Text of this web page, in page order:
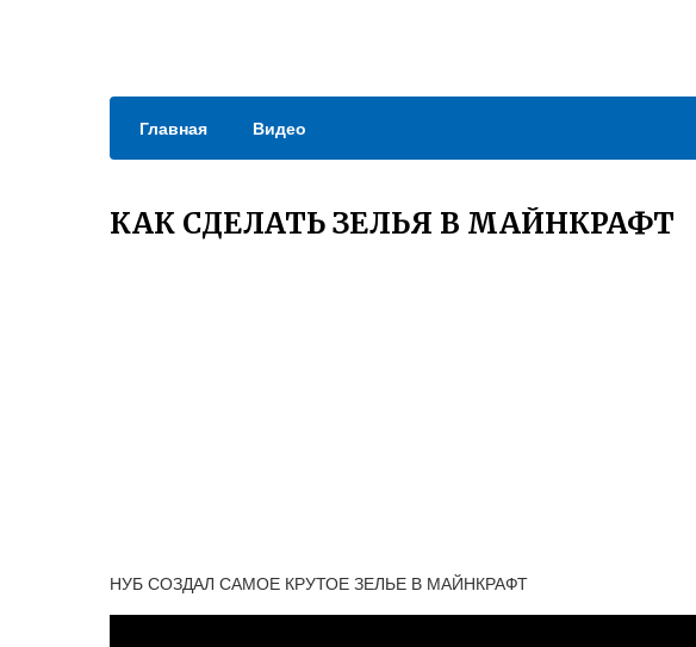
Главная Видео
КАК СДЕЛАТЬ ЗЕЛЬЯ В МАЙНКРАФТ
НУБ СОЗДАЛ САМОЕ КРУТОЕ ЗЕЛЬЕ В МАЙНКРАФТ